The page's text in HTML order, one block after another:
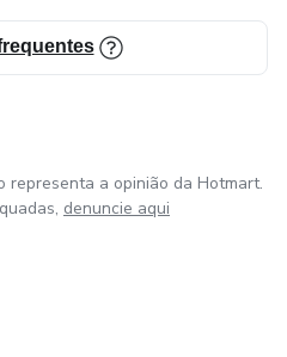
representa a opinião da Hotmart.
denuncie aqui